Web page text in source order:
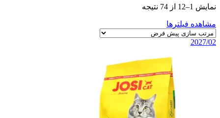
نمایش 1–12 از 74 نتیجه
مشاهده فیلترها
2027/02